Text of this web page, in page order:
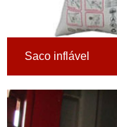
Saco inflável